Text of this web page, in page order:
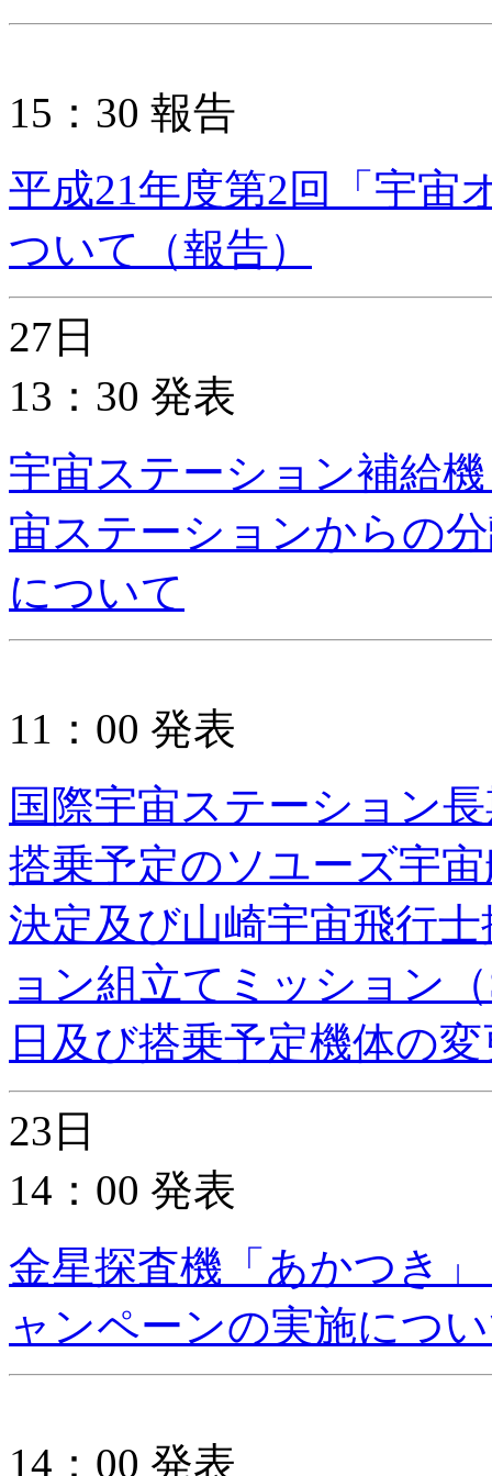
15：30 報告
平成21年度第2回「宇宙
ついて（報告）
27日
13：30 発表
宇宙ステーション補給
宙ステーションからの
について
11：00 発表
国際宇宙ステーション
搭乗予定のソユーズ宇
決定及び山崎宇宙飛行
ョン組立てミッション
日及び搭乗予定機体の
23日
14：00 発表
金星探査機「あかつき
ャンペーンの実施につ
14：00 発表